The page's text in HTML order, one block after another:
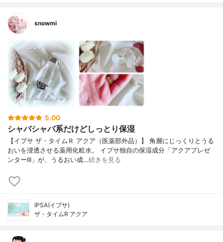
snowmi
5.00
シャバシャバ系だけどしっとり保湿
【イプサ ザ・タイムＲ アクア（医薬部外品）】 角層にじっくりとうる
おいを浸透させる薬用化粧水。 イプサ独自の保湿成分「アクアプレゼ
ンターIII」が、うるおい成…続きを見る
IPSA(イプサ)
ザ・タイムR アクア